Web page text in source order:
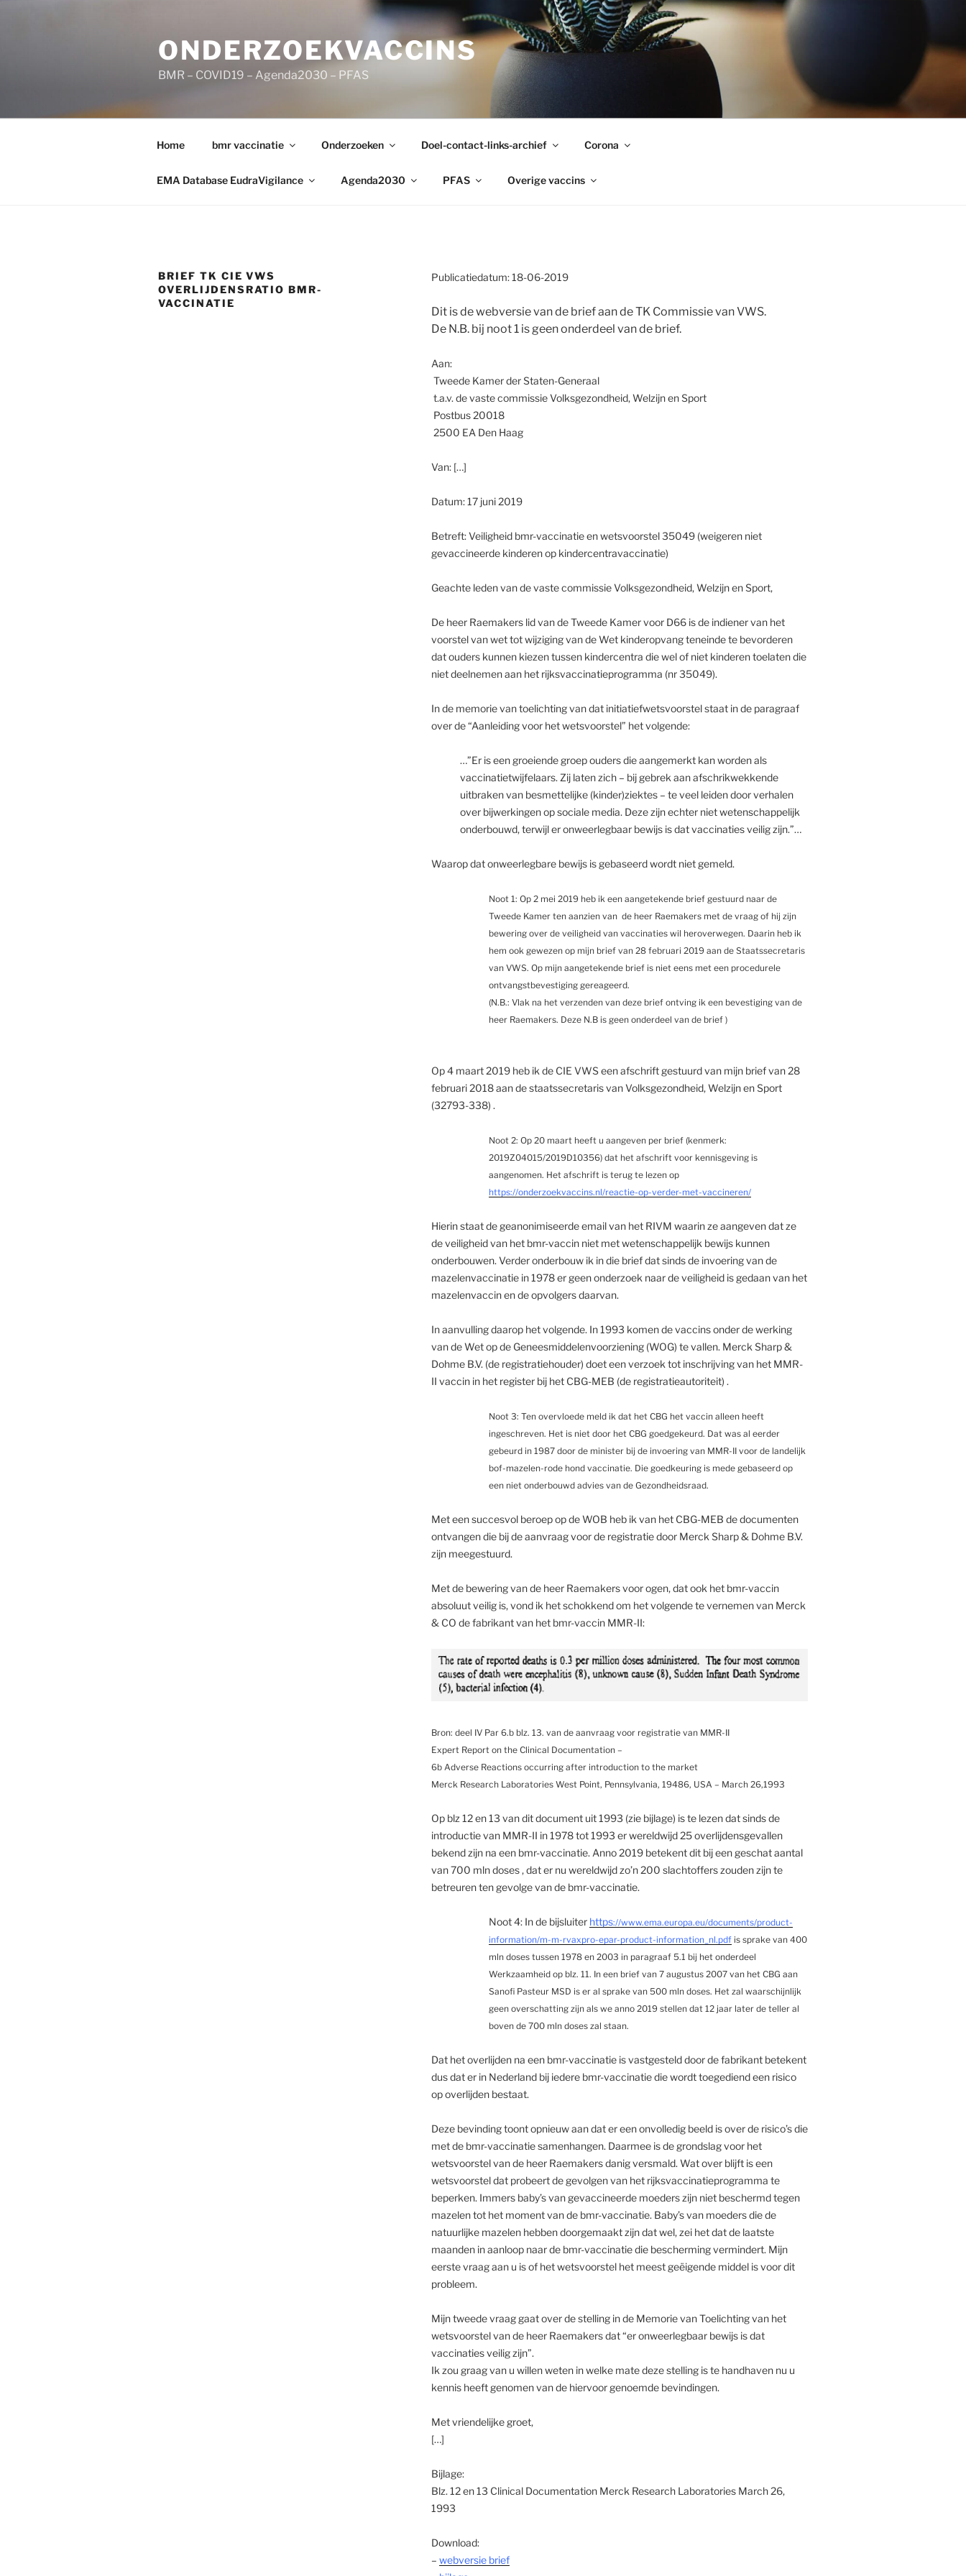
ONDERZOEKVACCINS
BMR – COVID19 – Agenda2030 – PFAS
Home bmr vaccinatie Onderzoeken Doel-contact-links-archief Corona
EMA Database EudraVigilance Agenda2030 PFAS Overige vaccins
BRIEF TK CIE VWS
OVERLIJDENSRATIO BMR-
VACCINATIE
Publicatiedatum: 18-06-2019
Dit is de webversie van de brief aan de TK Commissie van VWS.
De N.B. bij noot 1 is geen onderdeel van de brief.
Aan:
Tweede Kamer der Staten-Generaal
t.a.v. de vaste commissie Volksgezondheid, Welzijn en Sport
Postbus 20018
2500 EA Den Haag
Van: […]
Datum: 17 juni 2019
Betreft: Veiligheid bmr-vaccinatie en wetsvoorstel 35049 (weigeren niet
gevaccineerde kinderen op kindercentravaccinatie)
Geachte leden van de vaste commissie Volksgezondheid, Welzijn en Sport,
De heer Raemakers lid van de Tweede Kamer voor D66 is de indiener van het
voorstel van wet tot wijziging van de Wet kinderopvang teneinde te bevorderen
dat ouders kunnen kiezen tussen kindercentra die wel of niet kinderen toelaten die
niet deelnemen aan het rijksvaccinatieprogramma (nr 35049).
In de memorie van toelichting van dat initiatiefwetsvoorstel staat in de paragraaf
over de “Aanleiding voor het wetsvoorstel” het volgende:
…”Er is een groeiende groep ouders die aangemerkt kan worden als
vaccinatietwijfelaars. Zij laten zich – bij gebrek aan afschrikwekkende
uitbraken van besmettelijke (kinder)ziektes – te veel leiden door verhalen
over bijwerkingen op sociale media. Deze zijn echter niet wetenschappelijk
onderbouwd, terwijl er onweerlegbaar bewijs is dat vaccinaties veilig zijn.”…
Waarop dat onweerlegbare bewijs is gebaseerd wordt niet gemeld.
Noot 1: Op 2 mei 2019 heb ik een aangetekende brief gestuurd naar de
Tweede Kamer ten aanzien van de heer Raemakers met de vraag of hij zijn
bewering over de veiligheid van vaccinaties wil heroverwegen. Daarin heb ik
hem ook gewezen op mijn brief van 28 februari 2019 aan de Staatssecretaris
van VWS. Op mijn aangetekende brief is niet eens met een procedurele
ontvangstbevestiging gereageerd.
(N.B.: Vlak na het verzenden van deze brief ontving ik een bevestiging van de
heer Raemakers. Deze N.B is geen onderdeel van de brief )
Op 4 maart 2019 heb ik de CIE VWS een afschrift gestuurd van mijn brief van 28
februari 2018 aan de staatssecretaris van Volksgezondheid, Welzijn en Sport
(32793-338) .
Noot 2: Op 20 maart heeft u aangeven per brief (kenmerk:
2019Z04015/2019D10356) dat het afschrift voor kennisgeving is
aangenomen. Het afschrift is terug te lezen op
https://onderzoekvaccins.nl/reactie-op-verder-met-vaccineren/
Hierin staat de geanonimiseerde email van het RIVM waarin ze aangeven dat ze
de veiligheid van het bmr-vaccin niet met wetenschappelijk bewijs kunnen
onderbouwen. Verder onderbouw ik in die brief dat sinds de invoering van de
mazelenvaccinatie in 1978 er geen onderzoek naar de veiligheid is gedaan van het
mazelenvaccin en de opvolgers daarvan.
In aanvulling daarop het volgende. In 1993 komen de vaccins onder de werking
van de Wet op de Geneesmiddelenvoorziening (WOG) te vallen. Merck Sharp &
Dohme B.V. (de registratiehouder) doet een verzoek tot inschrijving van het MMR-
II vaccin in het register bij het CBG-MEB (de registratieautoriteit) .
Noot 3: Ten overvloede meld ik dat het CBG het vaccin alleen heeft
ingeschreven. Het is niet door het CBG goedgekeurd. Dat was al eerder
gebeurd in 1987 door de minister bij de invoering van MMR-II voor de landelijk
bof-mazelen-rode hond vaccinatie. Die goedkeuring is mede gebaseerd op
een niet onderbouwd advies van de Gezondheidsraad.
Met een succesvol beroep op de WOB heb ik van het CBG-MEB de documenten
ontvangen die bij de aanvraag voor de registratie door Merck Sharp & Dohme B.V.
zijn meegestuurd.
Met de bewering van de heer Raemakers voor ogen, dat ook het bmr-vaccin
absoluut veilig is, vond ik het schokkend om het volgende te vernemen van Merck
& CO de fabrikant van het bmr-vaccin MMR-II:
Bron: deel IV Par 6.b blz. 13. van de aanvraag voor registratie van MMR-II
Expert Report on the Clinical Documentation –
6b Adverse Reactions occurring after introduction to the market
Merck Research Laboratories West Point, Pennsylvania, 19486, USA – March 26,1993
Op blz 12 en 13 van dit document uit 1993 (zie bijlage) is te lezen dat sinds de
introductie van MMR-II in 1978 tot 1993 er wereldwijd 25 overlijdensgevallen
bekend zijn na een bmr-vaccinatie. Anno 2019 betekent dit bij een geschat aantal
van 700 mln doses , dat er nu wereldwijd zo’n 200 slachtoffers zouden zijn te
betreuren ten gevolge van de bmr-vaccinatie.
Noot 4: In de bijsluiter https://www.ema.europa.eu/documents/product-
information/m-m-rvaxpro-epar-product-information_nl.pdfis sprake van 400
mln doses tussen 1978 en 2003 in paragraaf 5.1 bij het onderdeel
Werkzaamheid op blz. 11. In een brief van 7 augustus 2007 van het CBG aan
Sanofi Pasteur MSD is er al sprake van 500 mln doses. Het zal waarschijnlijk
geen overschatting zijn als we anno 2019 stellen dat 12 jaar later de teller al
boven de 700 mln doses zal staan.
Dat het overlijden na een bmr-vaccinatie is vastgesteld door de fabrikant betekent
dus dat er in Nederland bij iedere bmr-vaccinatie die wordt toegediend een risico
op overlijden bestaat.
Deze bevinding toont opnieuw aan dat er een onvolledig beeld is over de risico’s die
met de bmr-vaccinatie samenhangen. Daarmee is de grondslag voor het
wetsvoorstel van de heer Raemakers danig versmald. Wat over blijft is een
wetsvoorstel dat probeert de gevolgen van het rijksvaccinatieprogramma te
beperken. Immers baby’s van gevaccineerde moeders zijn niet beschermd tegen
mazelen tot het moment van de bmr-vaccinatie. Baby’s van moeders die de
natuurlijke mazelen hebben doorgemaakt zijn dat wel, zei het dat de laatste
maanden in aanloop naar de bmr-vaccinatie die bescherming vermindert. Mijn
eerste vraag aan u is of het wetsvoorstel het meest geëigende middel is voor dit
probleem.
Mijn tweede vraag gaat over de stelling in de Memorie van Toelichting van het
wetsvoorstel van de heer Raemakers dat “er onweerlegbaar bewijs is dat
vaccinaties veilig zijn”.
Ik zou graag van u willen weten in welke mate deze stelling is te handhaven nu u
kennis heeft genomen van de hiervoor genoemde bevindingen.
Met vriendelijke groet,
[…]
Bijlage:
Blz. 12 en 13 Clinical Documentation Merck Research Laboratories March 26,
1993
Download:
– webversie brief